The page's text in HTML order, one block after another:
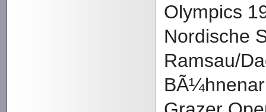
Olympics
Nordische
Ramsau/